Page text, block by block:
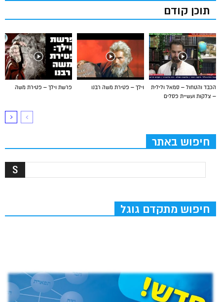
תוכן קודם
פרשת וילך – פטירת משה וילך – פטירת משה רבנו
הכבד והטחול – סמאל ולילית
– צלקות ועשיית פסלים
חיפוש באתר
חיפוש מתקדם גוגל